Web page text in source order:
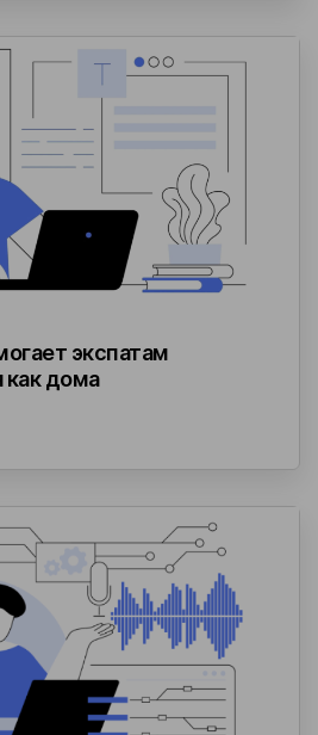
экспатам
как дома